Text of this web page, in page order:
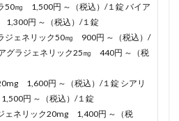
50㎎ 1,500円 ～（税込）/１錠 バイア
円 ～（税込）/１錠
ジェネリック50㎎ 900円 ～（税込）/
グラジェネリック25㎎ 440円 ～（税
1,600円 ～（税込）/１錠 シアリ
円 ～（税込）/１錠
ェネリック20mg 1,400円 ～（税